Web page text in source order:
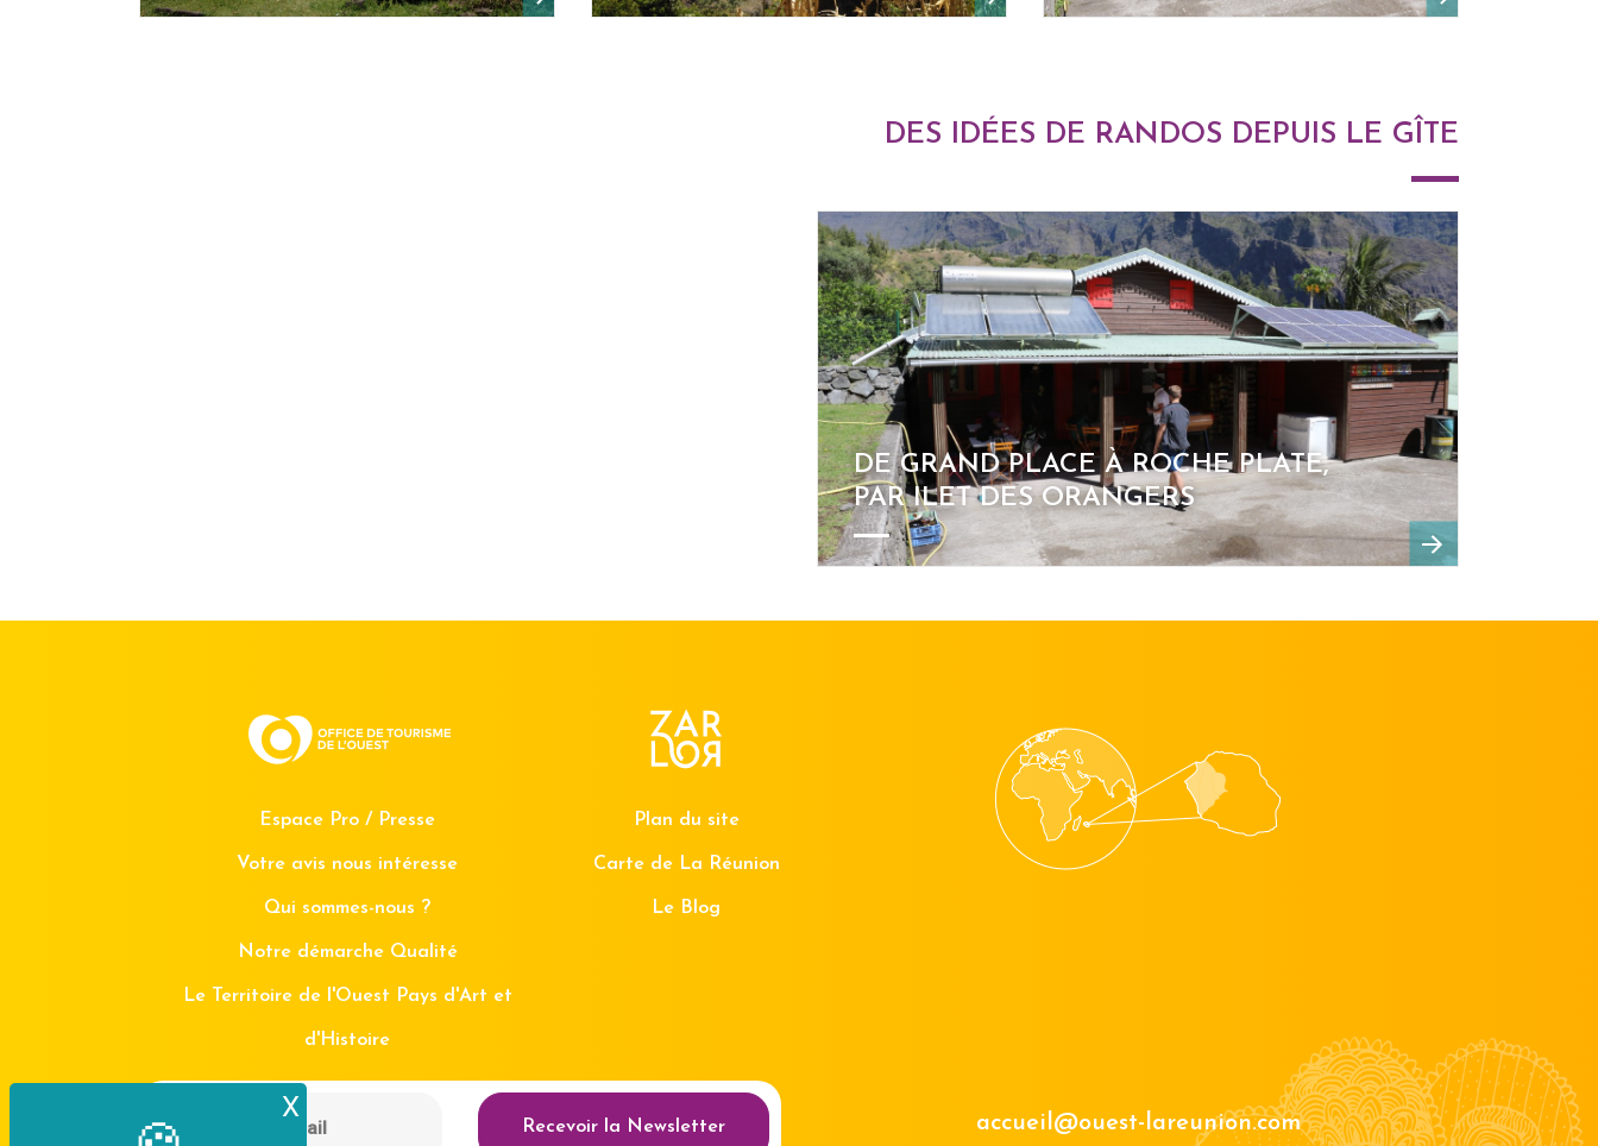
X Masquer le bandeau des cookies
DES IDÉES DE RANDOS DEPUIS LE GÎTE
DE GRAND PLACE À ROCHE PLATE,
PAR ILET DES ORANGERS
Espace Pro / Presse
Votre avis nous intéresse
Qui sommes-nous ?
Notre démarche Qualité
Le Territoire de l'Ouest Pays d'Art et
d'Histoire
Plan du site
Carte de La Réunion
Le Blog
Recevoir la Newsletter accueil@ouest-lareunion.com